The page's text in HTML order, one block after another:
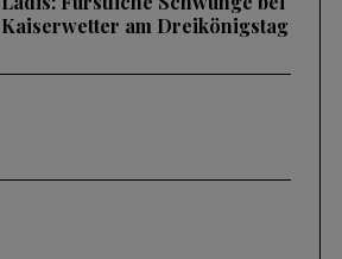
Kaiserwetter am Dreikönigstag